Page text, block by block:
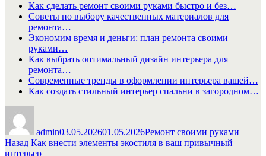
Как сделать ремонт своими руками быстро и без…
Советы по выбору качественных материалов для
ремонта…
Экономим время и деньги: план ремонта своими
руками…
Как выбрать оптимальный дизайн интерьера для
ремонта…
Современные тренды в оформлении интерьера вашей…
Как создать стильный интерьер спальни в загородном…
admin03.05.202601.05.2026Ремонт своими руками
Навигация
Назад Предыдущая
запись:
Как внести элементы экостиля в ваш привычный
интерьер